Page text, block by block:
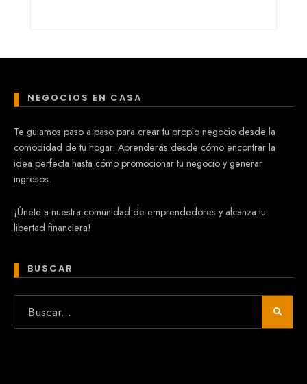
NEGOCIOS EN CASA
Te guiamos paso a paso para crear tu propio negocio desde la
comodidad de tu hogar. Aprenderás desde cómo encontrar la
idea perfecta hasta cómo promocionar tu negocio y generar
ingresos.
¡Únete a nuestra comunidad de emprendedores y alcanza tu
libertad financiera!
BUSCAR